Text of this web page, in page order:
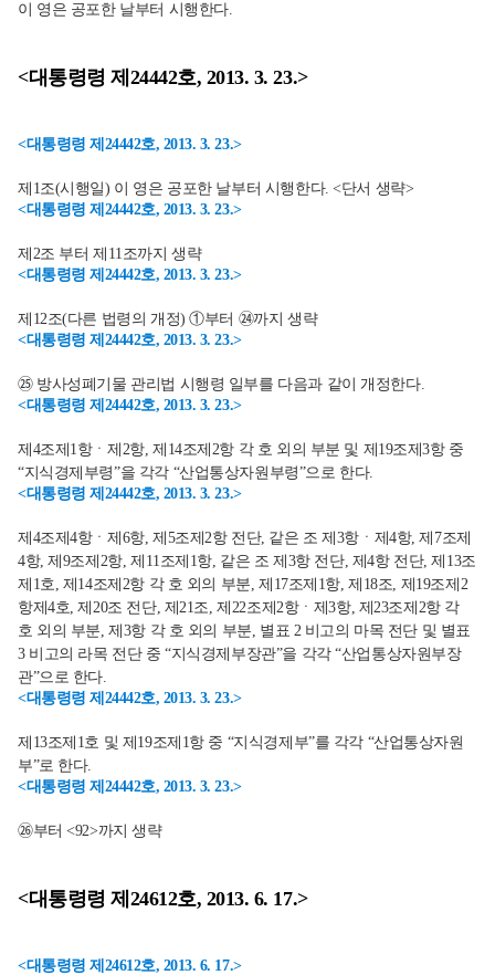
이 영은 공포한 날부터 시행한다.
<대통령령 제24442호, 2013. 3. 23.>
<대통령령 제24442호, 2013. 3. 23.>
제1조(시행일) 이 영은 공포한 날부터 시행한다. <단서 생략>
<대통령령 제24442호, 2013. 3. 23.>
제2조 부터 제11조까지 생략
<대통령령 제24442호, 2013. 3. 23.>
제12조(다른 법령의 개정) ①부터 ㉔까지 생략
<대통령령 제24442호, 2013. 3. 23.>
㉕ 방사성폐기물 관리법 시행령 일부를 다음과 같이 개정한다.
<대통령령 제24442호, 2013. 3. 23.>
제4조제1항ㆍ제2항, 제14조제2항 각 호 외의 부분 및 제19조제3항 중
“지식경제부령”을 각각 “산업통상자원부령”으로 한다.
<대통령령 제24442호, 2013. 3. 23.>
제4조제4항ㆍ제6항, 제5조제2항 전단, 같은 조 제3항ㆍ제4항, 제7조제
4항, 제9조제2항, 제11조제1항, 같은 조 제3항 전단, 제4항 전단, 제13조
제1호, 제14조제2항 각 호 외의 부분, 제17조제1항, 제18조, 제19조제2
항제4호, 제20조 전단, 제21조, 제22조제2항ㆍ제3항, 제23조제2항 각
호 외의 부분, 제3항 각 호 외의 부분, 별표 2 비고의 마목 전단 및 별표
3 비고의 라목 전단 중 “지식경제부장관”을 각각 “산업통상자원부장
관”으로 한다.
<대통령령 제24442호, 2013. 3. 23.>
제13조제1호 및 제19조제1항 중 “지식경제부”를 각각 “산업통상자원
부”로 한다.
<대통령령 제24442호, 2013. 3. 23.>
㉖부터 <92>까지 생략
<대통령령 제24612호, 2013. 6. 17.>
<대통령령 제24612호, 2013. 6. 17.>